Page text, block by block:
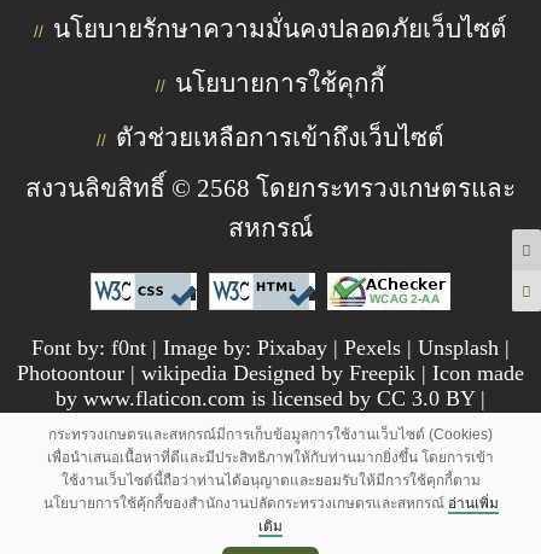
// นโยบายรักษาความมั่นคงปลอดภัยเว็บไซต์
// นโยบายการใช้คุกกี้
// ตัวช่วยเหลือการเข้าถึงเว็บไซต์
สงวนลิขสิทธิ์ © 2568 โดยกระทรวงเกษตรและ
สหกรณ์
Font by: f0nt | Image by: Pixabay | Pexels | Unsplash |
Photoontour | wikipedia Designed by Freepik | Icon made
by www.flaticon.com is licensed by CC 3.0 BY |
pngtree.com
กระทรวงเกษตรและสหกรณ์มีการเก็บข้อมูลการใช้งานเว็บไซต์ (Cookies)
เพื่อนำเสนอเนื้อหาที่ดีและมีประสิทธิภาพให้กับท่านมากยิ่งขึ้น โดยการเข้า
ใช้งานเว็บไซต์นี้ถือว่าท่านได้อนุญาตและยอมรับให้มีการใช้คุกกี้ตาม
นโยบายการใช้คุ้กกี้ของสำนักงานปลัดกระทรวงเกษตรและสหกรณ์ อ่านเพิ่ม
เติม